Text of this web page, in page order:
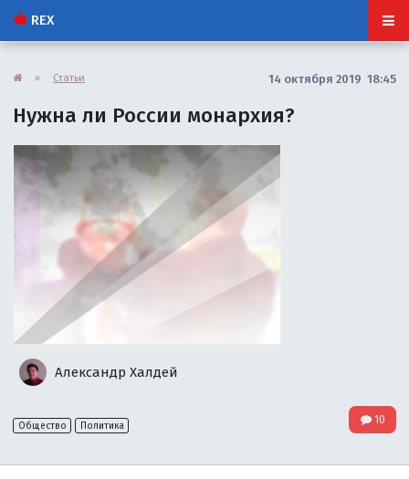
REX
» Статьи 14 октября 2019 18:45
Нужна ли России монархия?
Александр Халдей
Общество Политика 10